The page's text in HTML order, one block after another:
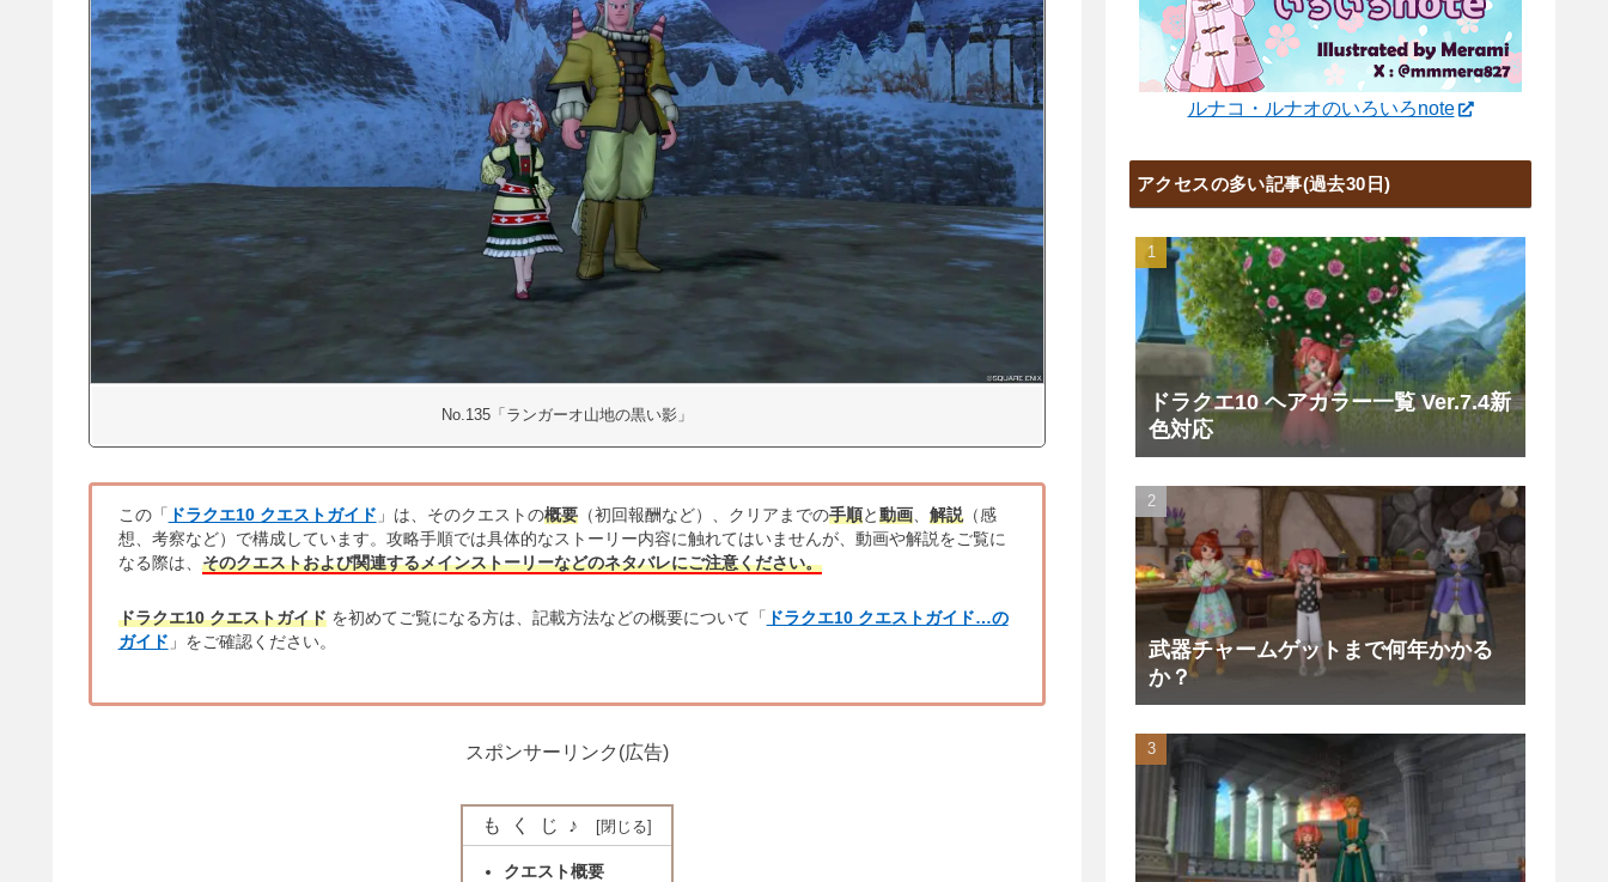
No.135「ランガーオ山地の黒い影」
この「 ドラクエ10 クエストガイド 」は、そのクエストの概要（初回報酬など）、クリアまでの手順と動画、 解説（感
想、考察など）で構成しています。攻略手順では具体的なストーリー内容に触れてはいませんが、動画や解説をご覧に
なる際は、 そのクエストおよび関連するメインストーリーなどのネタバレにご注意ください。
ドラクエ10 クエストガイドを初めてご覧になる方は、記載方法などの概要について「 ドラクエ10 クエストガイド…の
ガイド 」をご確認ください。
スポンサーリンク(広告)
もくじ♪
クエスト概要
ルナコ・ルナオのいろいろnote
アクセスの多い記事(過去30日)
ドラクエ10 ヘアカラー一覧 Ver.7.4新
色対応
武器チャームゲットまで何年かかる
か？